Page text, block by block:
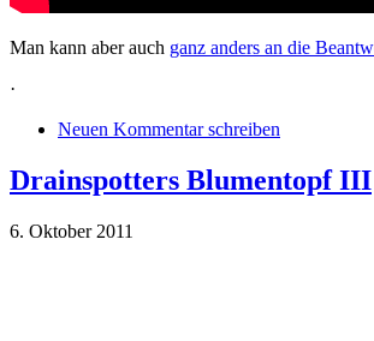
Man kann aber auch ganz anders an die
·
Neuen Kommentar schreiben
Drainspotters Blumentopf III
6. Oktober 2011